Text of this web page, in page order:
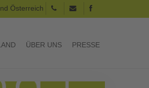
Österreich
ÜBER UNS PRESSE